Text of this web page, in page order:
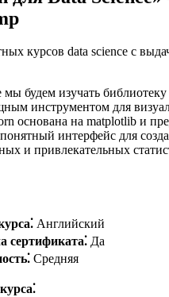
будем изучать библиотеку
инструментом для
основана на matplotlib и
интерфейс для
и привлекательных
Английский
сертификата⁚ Да
Средняя